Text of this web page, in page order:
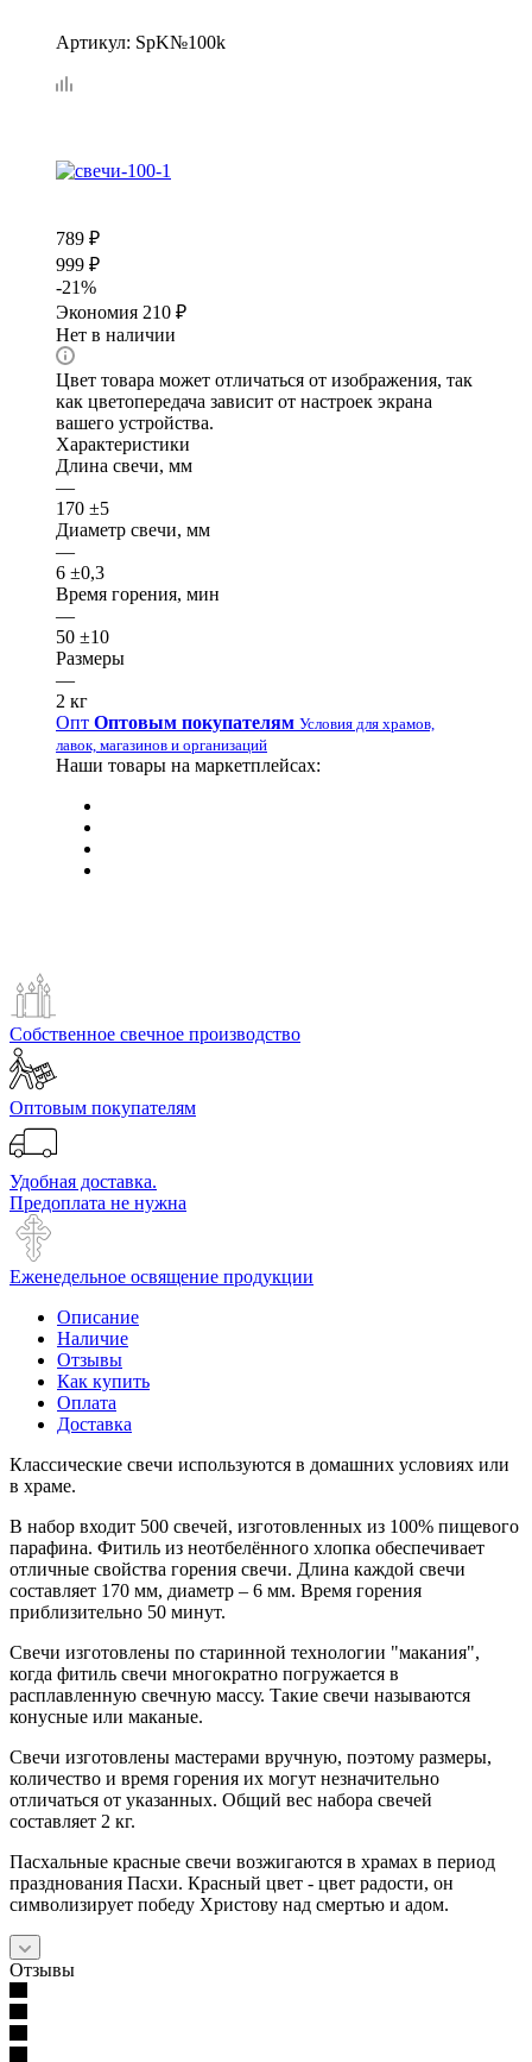
Артикул: SpK№100k
789 ₽
999 ₽
-21%
Экономия 210 ₽
Нет в наличии
Цвет товара может отличаться от изображения, так
как цветопередача зависит от настроек экрана
вашего устройства.
Характеристики
Длина свечи, мм
—
170 ±5
Диаметр свечи, мм
—
6 ±0,3
Время горения, мин
—
50 ±10
Размеры
—
2 кг
Опт Оптовым покупателям Условия для храмов,
лавок, магазинов и организаций
Наши товары на маркетплейсах:
Собственное свечное производство
Оптовым покупателям
Удобная доставка.
Предоплата не нужна
Еженедельное освящение продукции
Описание
Наличие
Отзывы
Как купить
Оплата
Доставка
Классические свечи используются в домашних условиях или
в храме.
В набор входит 500 свечей, изготовленных из 100% пищевого
парафина. Фитиль из неотбелённого хлопка обеспечивает
отличные свойства горения свечи. Длина каждой свечи
составляет 170 мм, диаметр – 6 мм. Время горения
приблизительно 50 минут.
Свечи изготовлены по старинной технологии "макания",
когда фитиль свечи многократно погружается в
расплавленную свечную массу. Такие свечи называются
конусные или маканые.
Свечи изготовлены мастерами вручную, поэтому размеры,
количество и время горения их могут незначительно
отличаться от указанных. Общий вес набора свечей
составляет 2 кг.
Пасхальные красные свечи возжигаются в храмах в период
празднования Пасхи. Красный цвет - цвет радости, он
символизирует победу Христову над смертью и адом.
Отзывы